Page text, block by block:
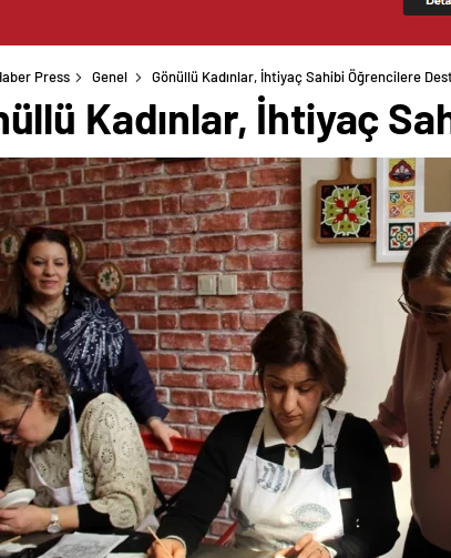
Press Genel Gönüllü Kadınlar, İhtiyaç Sahibi Öğrencilere
Kadınlar, İhtiyaç